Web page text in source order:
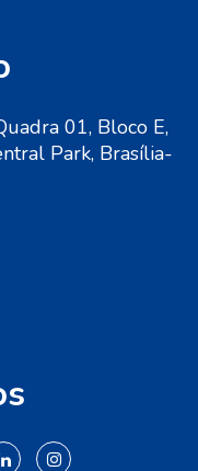
01, Bloco E,
Park, Brasília-